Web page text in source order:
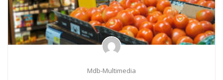
Mdb-Multimedia